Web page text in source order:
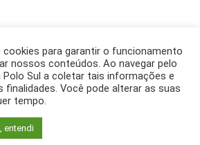
cookies para garantir o funcionamento
nossos conteúdos. Ao navegar pelo
Sul a coletar tais informações e
finalidades. Você pode alterar as suas
tempo.
entendi